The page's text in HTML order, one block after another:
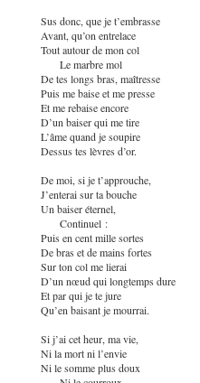
Sus donc, que je t’embrasse
Avant, qu’on entrelace
Tout autour de mon col
Le marbre mol
De tes longs bras, maîtresse
Puis me baise et me presse
Et me rebaise encore
D’un baiser qui me tire
L’âme quand je soupire
Dessus tes lèvres d’or.
De moi, si je t’approuche,
J’enterai sur ta bouche
Un baiser éternel,
Continuel :
Puis en cent mille sortes
De bras et de mains fortes
Sur ton col me lierai
D’un nœud qui longtemps dure
Et par qui je te jure
Qu’en baisant je mourrai.
Si j’ai cet heur, ma vie,
Ni la mort ni l’envie
Ni le somme plus doux